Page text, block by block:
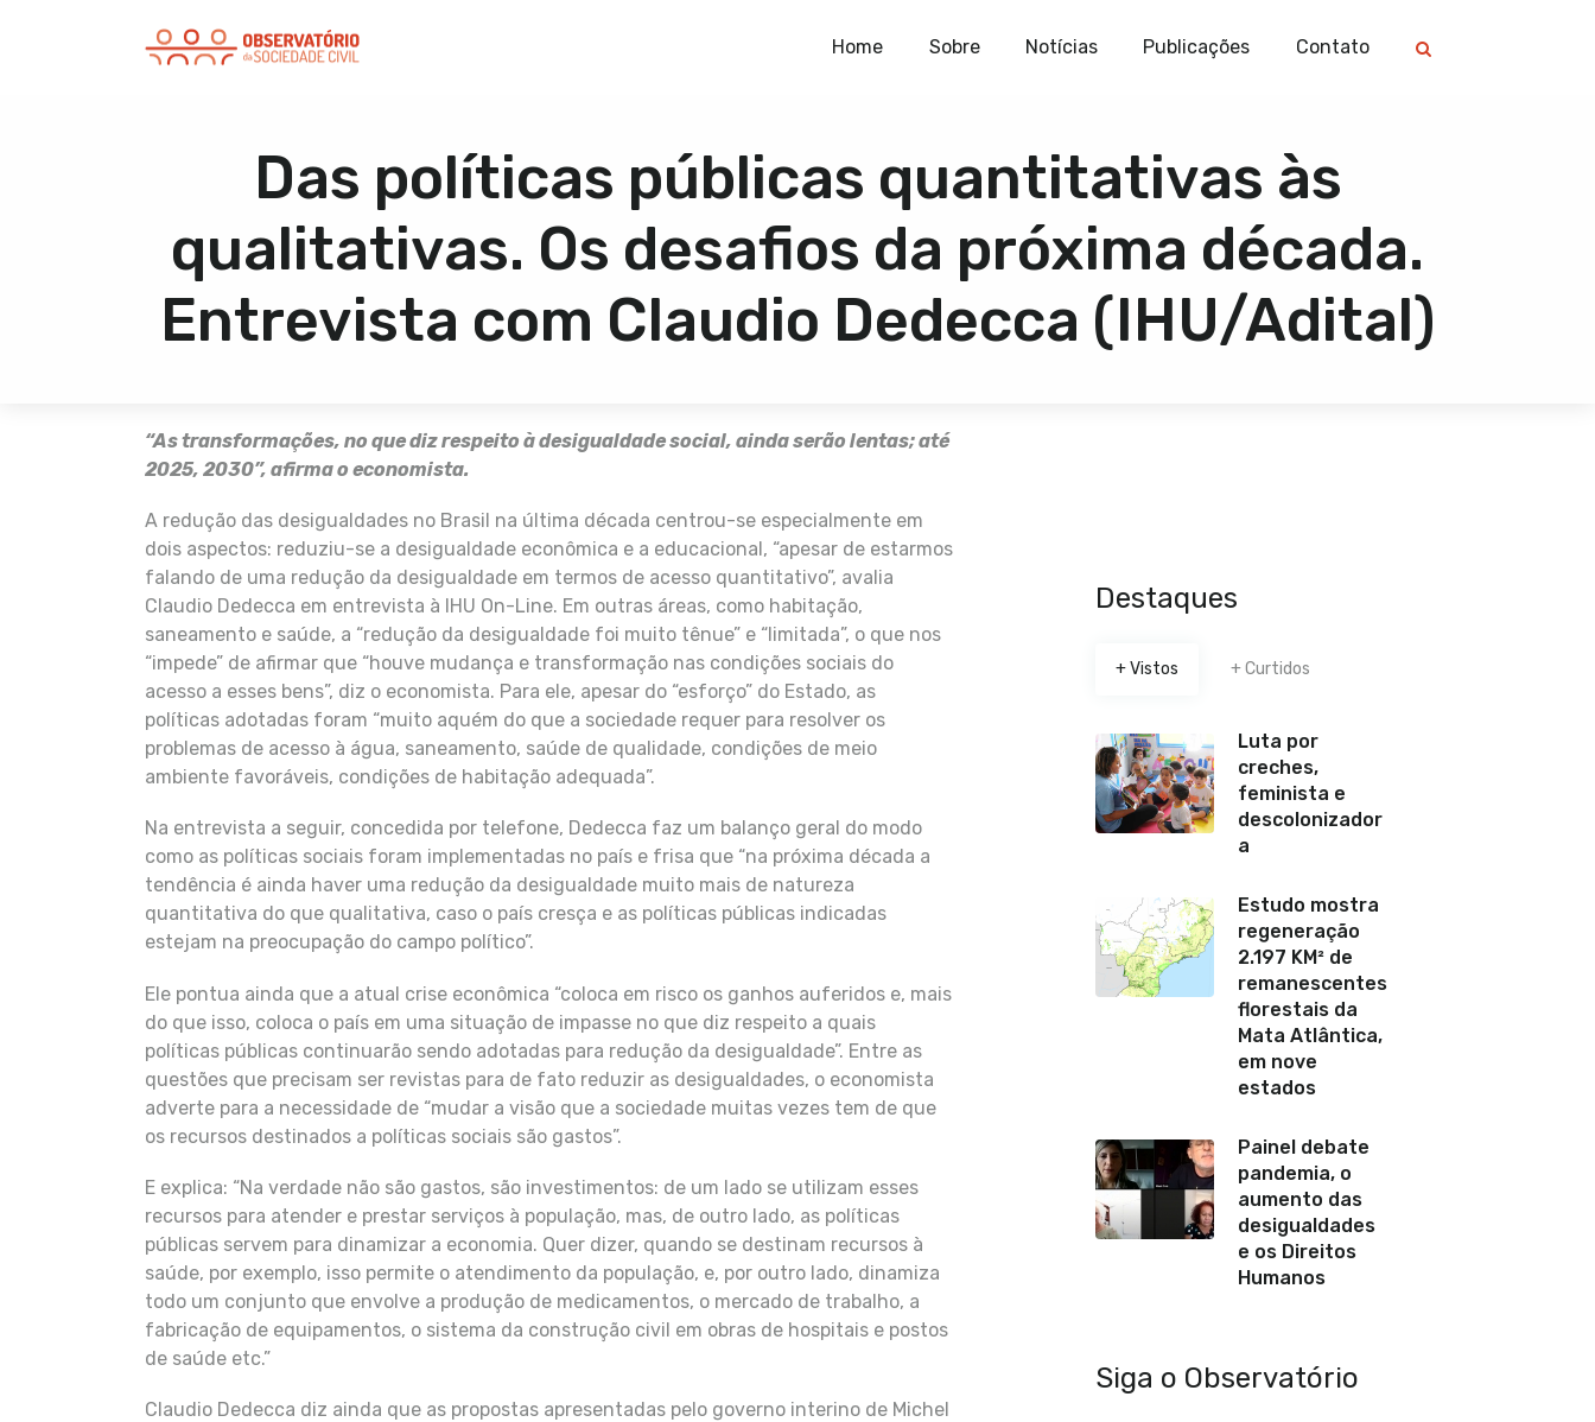
Home Sobre Notícias Publicações Contato
Das políticas públicas quantitativas às
qualitativas. Os desafios da próxima década.
Entrevista com Claudio Dedecca (IHU/Adital)
Notícias
Publicações
Contato
“As transformações, no que diz respeito à desigualdade social, ainda serão lentas; até
2025, 2030”, afirma o economista.
A redução das desigualdades no Brasil na última década centrou-se especialmente em
dois aspectos: reduziu-se a desigualdade econômica e a educacional, “apesar de estarmos
falando de uma redução da desigualdade em termos de acesso quantitativo”, avalia
Claudio Dedecca em entrevista à IHU On-Line. Em outras áreas, como habitação,
saneamento e saúde, a “redução da desigualdade foi muito tênue” e “limitada”, o que nos
“impede” de afirmar que “houve mudança e transformação nas condições sociais do
acesso a esses bens”, diz o economista. Para ele, apesar do “esforço” do Estado, as
políticas adotadas foram “muito aquém do que a sociedade requer para resolver os
problemas de acesso à água, saneamento, saúde de qualidade, condições de meio
ambiente favoráveis, condições de habitação adequada”.
Na entrevista a seguir, concedida por telefone, Dedecca faz um balanço geral do modo
como as políticas sociais foram implementadas no país e frisa que “na próxima década a
tendência é ainda haver uma redução da desigualdade muito mais de natureza
quantitativa do que qualitativa, caso o país cresça e as políticas públicas indicadas
estejam na preocupação do campo político”.
Ele pontua ainda que a atual crise econômica “coloca em risco os ganhos auferidos e, mais
do que isso, coloca o país em uma situação de impasse no que diz respeito a quais
políticas públicas continuarão sendo adotadas para redução da desigualdade”. Entre as
questões que precisam ser revistas para de fato reduzir as desigualdades, o economista
adverte para a necessidade de “mudar a visão que a sociedade muitas vezes tem de que
os recursos destinados a políticas sociais são gastos”.
E explica: “Na verdade não são gastos, são investimentos: de um lado se utilizam esses
recursos para atender e prestar serviços à população, mas, de outro lado, as políticas
públicas servem para dinamizar a economia. Quer dizer, quando se destinam recursos à
saúde, por exemplo, isso permite o atendimento da população, e, por outro lado, dinamiza
todo um conjunto que envolve a produção de medicamentos, o mercado de trabalho, a
fabricação de equipamentos, o sistema da construção civil em obras de hospitais e postos
de saúde etc.”
Claudio Dedecca diz ainda que as propostas apresentadas pelo governo interino de Michel
Destaques
+ Vistos + Curtidos
Luta por
creches,
feminista e
descolonizador
a
Estudo mostra
regeneração
2.197 KM² de
remanescentes
florestais da
Mata Atlântica,
em nove
estados
Painel debate
pandemia, o
aumento das
desigualdades
e os Direitos
Humanos
Siga o Observatório